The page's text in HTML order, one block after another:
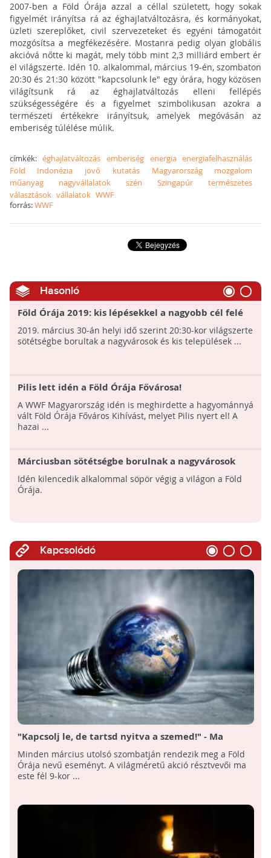
2007-ben a Föld Órája azzal a céllal született, hogy sokak
figyelmét irányítsa rá az éghajlatváltozásra, és kormányokat,
üzleti szereplőket, civil szervezeteket és egyéni támogatóit
mozgósítsa a megfékezésére. Mostanra pedig olyan globális
akcióvá nőtte ki magát, mely több mint 2,3 milliárd embert ér
el világszerte. Idén 10. alkalommal, március 19-én, szombaton
20:30 és 21:30 között "kapcsolunk le" egy órára, hogy közösen
világítsunk rá az éghajlatváltozás elleni fellépés
szükségességére és a figyelmet szimbolikusan azokra a
természeti értékekre irányítsuk, amelyek megóvásán az
emberiség túlélése múlik.
címkék:éghajlatváltozás emberiség energia energiafelhasználás
Föld
Indonézia jövő kutatás Magyarország
mozgalom
műanyag
nagyvállalatok szén Szingapúr
természetes
választások vállalatok WWF
forrás:WWF
Hasonló
Föld Órája 2019: kis lépésekkel a nagyobb cél felé
2019. március 30-án helyi idő szerint 20:30-kor világszerte
sötétségbe borultak a nagyvárosok és kis települések ...
Pilis lett idén a Föld Órája Fővárosa!
A WWF Magyarország idén is meghirdette a hagyománnyá
vált Föld Órája Főváros Kihívást, melyet Pilis nyert el! A
hazai ...
Márciusban sötétségbe borulnak a nagyvárosok
Idén kilencedik alkalommal söpör végig a világon a Föld
Órája.
Kapcsolódó
"Kapcsolj le, de tartsd nyitva a szemed!" - Ma
tartják a Föld Óráját
Minden március utolsó szombatján rendezik meg a Föld
Órája nevű eseményt. A világméretű akció résztvevői ma
este fél 9-kor ...